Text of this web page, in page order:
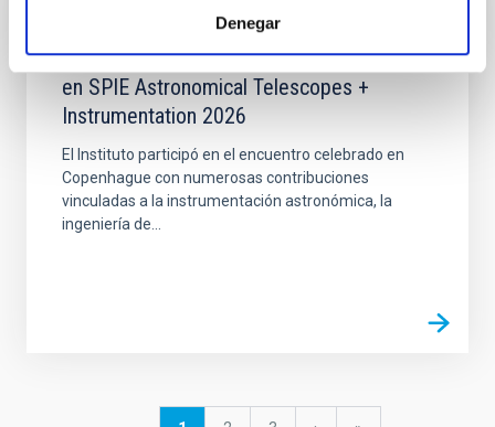
Denegar
El IAC refuerza su presencia internacional
en SPIE Astronomical Telescopes +
Instrumentation 2026
El Instituto participó en el encuentro celebrado en
Copenhague con numerosas contribuciones
vinculadas a la instrumentación astronómica, la
ingeniería de...